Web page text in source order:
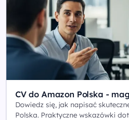
CV do Amazon Polska -
Dowiedz się, jak napisać
Polska. Praktyczne wskazówki